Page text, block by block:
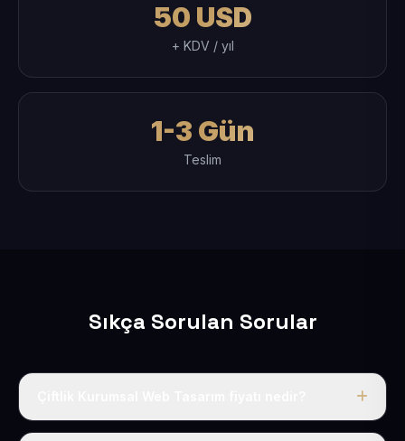
50 USD
+ KDV / yıl
1-3 Gün
Teslim
Sıkça Sorulan Sorular
Tek fiyat uygulanır: yıllık 50 USD + KDV. Bu bedele alan